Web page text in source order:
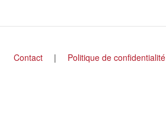
Footer
Contact Politique de confidentialité